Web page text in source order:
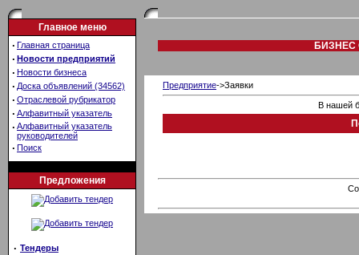
Главное меню
· Главная страница
· Новости предприятий
· Новости бизнеса
· Доска объявлений (34562)
· Отраслевой рубрикатор
· Алфавитный указатель
· Алфавитный указатель
руководителей
· Поиск
Предложения
· Тендеры
БИЗНЕС
Предприятие->Заявки
В нашей